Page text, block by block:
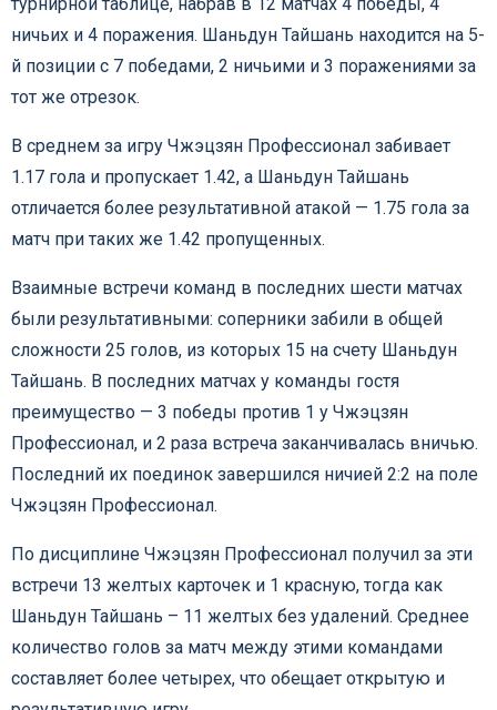
ничьих и 4 поражения. Шаньдун Тайшань находится на 5-
й позиции с 7 победами, 2 ничьими и 3 поражениями за
тот же отрезок.
В среднем за игру Чжэцзян Профессионал забивает
1.17 гола и пропускает 1.42, а Шаньдун Тайшань
отличается более результативной атакой — 1.75 гола за
матч при таких же 1.42 пропущенных.
Взаимные встречи команд в последних шести матчах
были результативными: соперники забили в общей
сложности 25 голов, из которых 15 на счету Шаньдун
Тайшань. В последних матчах у команды гостя
преимущество — 3 победы против 1 у Чжэцзян
Профессионал, и 2 раза встреча заканчивалась вничью.
Последний их поединок завершился ничией 2:2 на поле
Чжэцзян Профессионал.
По дисциплине Чжэцзян Профессионал получил за эти
встречи 13 желтых карточек и 1 красную, тогда как
Шаньдун Тайшань – 11 желтых без удалений. Среднее
количество голов за матч между этими командами
составляет более четырех, что обещает открытую и